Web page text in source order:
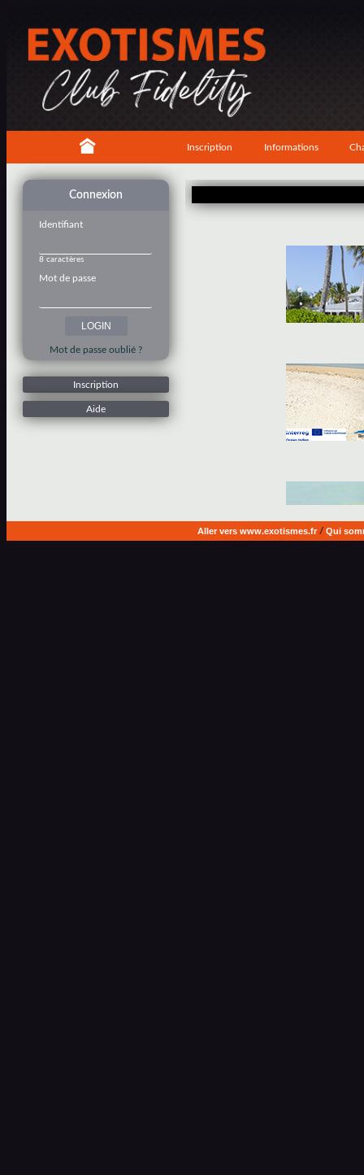
Inscription Informations
Connexion
Identifiant
8 caractères
Mot de passe
Mot de passe oublié ?
Inscription
Aide
Aller vers www.exotismes.fr/ Qui